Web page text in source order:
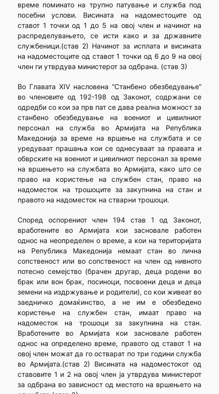
време поминато на трупно патување и служба под
посебни услови. Висината на надоместоците од
ставот 1 точки од 1 до 5 на овој член и начинот на
распределувањето, се исти како и за државните
службеници.(став 2) Начинот за исплата и висината
на надоместоците од ставот 1 точки од 6 до 9 на овој
член ги утврдува министерот за одбрана. (став 3)
Во Главата XIV насловена “Станбенo обезбедување”
во членовите од 192-198 од Законот, содржани се
одредби со кои за прв пат се дава реална можност за
станбено обезбедување на воениот и цивилниот
персонал на служба во Армијата на Република
Македонија за време на вршење на службата и се
уредуваат прашања кои се однесуваат за правата и
обврските на воениот и цивилниот персонал за време
на вршењето на службата во Армијата, како што се
право на користење на службен стан, право на
надоместок на трошоците за закупнина на стан и
правото на надоместок на стварни трошоци.
Според оспорениот член 194 став 1 од Законот,
вработените во Армијата кои засновале работен
однос на неопределен о време, а кои на територијата
на Република Македонија немаат стан во лична
сопственост или во сопственост на член од нивното
потесно семејство (брачен другар, деца родени во
брак или вон брак, посиноци, посвоени деца и деца
земени на издржување и родители), со кои живеат во
заедничко домаќинство, а не им е обезбедено
користење на службен стан, имаат право на
надоместок на трошоци за закупнина на стан.
Вработените во Армијата кои засновале работен
однос на определено време, правото од ставот 1 на
овој член можат да го остварат по три години служба
во Армијата.(став 2) Висината на надоместокот од
ставовите 1 и 2 на овој член ја утврдува министерот
за одбрана во зависност од местото на вршењето на